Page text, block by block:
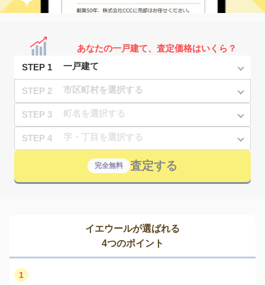
あなたの一戸建て、査定価格はいくら？
STEP 1
STEP 2
STEP 3
STEP 4
完全無料 査定する
イエウールが選ばれる
4つのポイント
1